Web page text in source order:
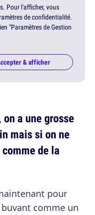
Pour l'afficher, vous
de confidentialité.
"Paramètres de Gestion
& afficher
a une grosse
mais si on ne
de la
pour
comme un